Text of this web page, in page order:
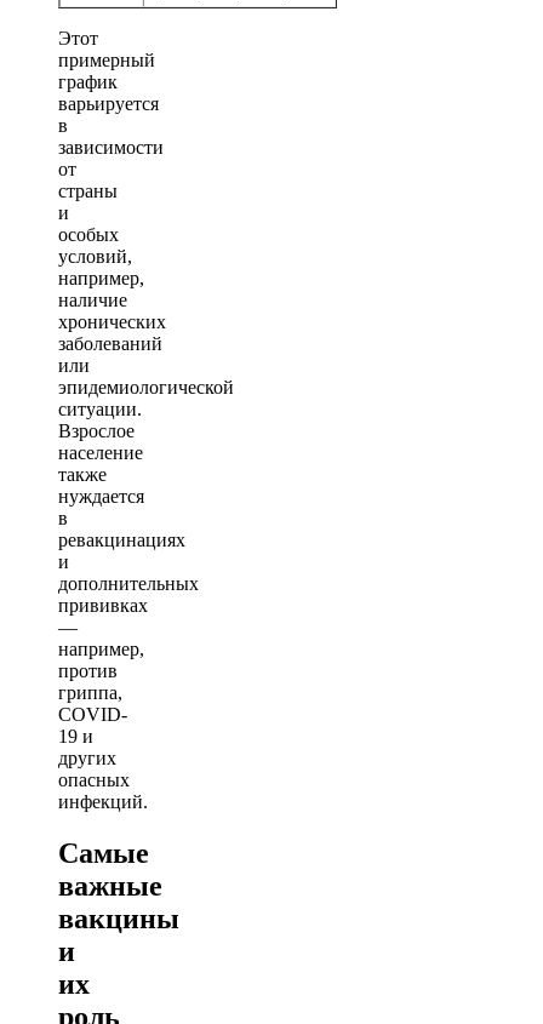
Этот
примерный
график
варьируется
в
зависимости
от
страны
и
особых
условий,
например,
наличие
хронических
заболеваний
или
эпидемиологической
ситуации.
Взрослое
население
также
нуждается
в
ревакцинациях
и
дополнительных
прививках
—
например,
против
гриппа,
COVID-
19 и
других
опасных
инфекций.
Самые
важные
вакцины
и
их
роль